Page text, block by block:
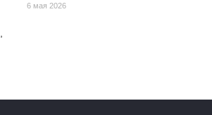
6 мая 2026